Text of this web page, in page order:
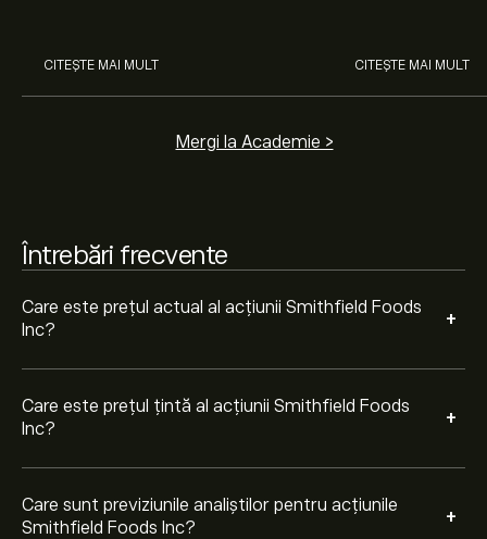
CITEȘTE MAI MULT CITEȘTE MAI MULT
Mergi la Academie >
Întrebări frecvente
Care este prețul actual al acțiunii Smithfield Foods
Inc?
+
Care este prețul țintă al acțiunii Smithfield Foods
Inc?
+
Care sunt previziunile analiștilor pentru acțiunile
Smithfield Foods Inc?
+
Analiștii oferă previziuni pentru acțiunile Smithfield
recente previziuni pentru mișcările viitoare de preț.
Pe baza recomandărilor a 2 analiști pentru SFD în
moderată.